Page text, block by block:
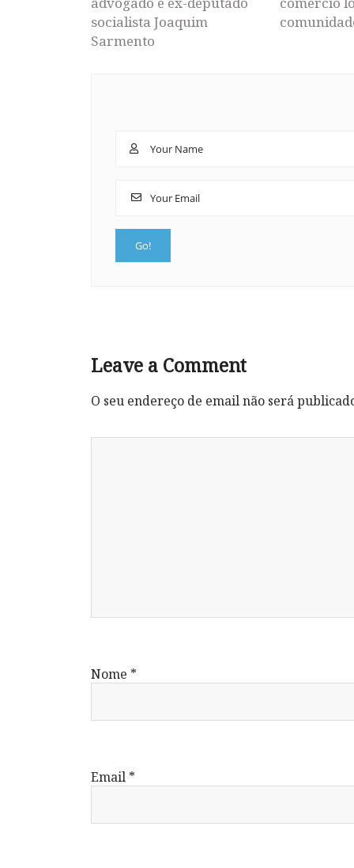
socialista Joaquim
Sarmento
Leave a Comment
O seu endereço de email não será
Nome *
Email *